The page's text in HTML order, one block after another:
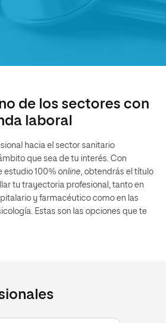
de los sectores con
laboral
hacia el sector sanitario
que sea de tu interés. Con
estudio 100% online, obtendrás el título
tu trayectoria profesional, tanto en
y farmacéutico como en las
Estas son las opciones que te